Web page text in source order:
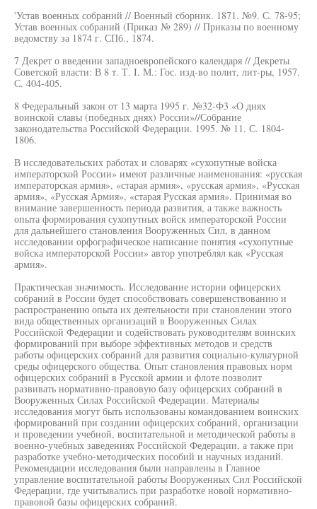
'Устав военных собраний // Военный сборник. 1871. №9. С. 78-95;
Устав военных собраний (Приказ № 289) // Приказы по военному
ведомству за 1874 г. СПб., 1874.
7 Декрет о введении западноевропейского календаря // Декреты
Советской власти: В 8 т. Т. I. М.: Гос. изд-во полит, лит-ры, 1957.
С. 404-405.
8 Федеральный закон от 13 марта 1995 г. №32-Ф3 «О днях
воинской славы (победных днях) России»//Собрание
законодательства Российской Федерации. 1995. № 11. С. 1804-
1806.
В исследовательских работах и словарях «сухопутные войска
императорской России» имеют различные наименования: «русская
императорская армия», «старая армия», «русская армия», «Русская
армия», «Русская Армия», «старая Русская армия». Принимая во
внимание завершенность периода развития, а также важность
опыта формирования сухопутных войск императорской России
для дальнейшего становления Вооруженных Сил, в данном
исследовании орфографическое написание понятия «сухопутные
войска императорской России» автор употреблял как «Русская
армия».
Практическая значимость. Исследование истории офицерских
собраний в России будет способствовать совершенствованию и
распространению опыта их деятельности при становлении этого
вида общественных организаций в Вооруженных Силах
Российской Федерации и содействовать руководителям воинских
формирований при выборе эффективных методов и средств
работы офицерских собраний для развития социально-культурной
среды офицерского общества. Опыт становления правовых норм
офицерских собраний в Русской армии и флоте позволит
развивать нормативно-правовую базу офицерских собраний в
Вооруженных Силах Российской Федерации. Материалы
исследования могут быть использованы командованием воинских
формирований при создании офицерских собраний, организации
и проведении учебной, воспитательной и методической работы в
военно-учебных заведениях Российской Федерации, а также при
разработке учебно-методических пособий и научных изданий.
Рекомендации исследования были направлены в Главное
управление воспитательной работы Вооруженных Сил Российской
Федерации, где учитывались при разработке новой нормативно-
правовой базы офицерских собраний.